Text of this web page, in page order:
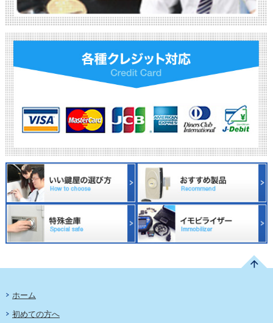
ホーム
初めての方へ